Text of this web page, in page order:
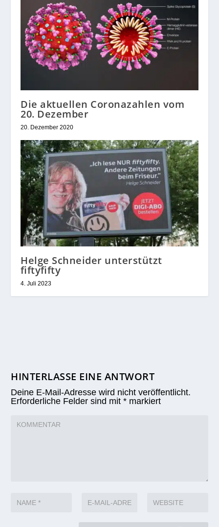
Die aktuellen Coronazahlen vom
20. Dezember
20. Dezember 2020
Helge Schneider unterstützt
fiftyfifty
4. Juli 2023
HINTERLASSE EINE ANTWORT
Deine E-Mail-Adresse wird nicht veröffentlicht.
Erforderliche Felder sind mit* markiert